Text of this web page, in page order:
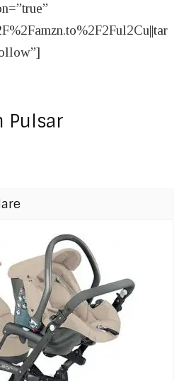
Pulsar